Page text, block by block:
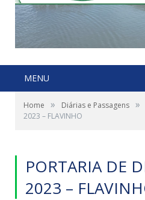
MENU
Home » Diárias e Passagens »
2023 – FLAVINHO
PORTARIA DE
2023 –